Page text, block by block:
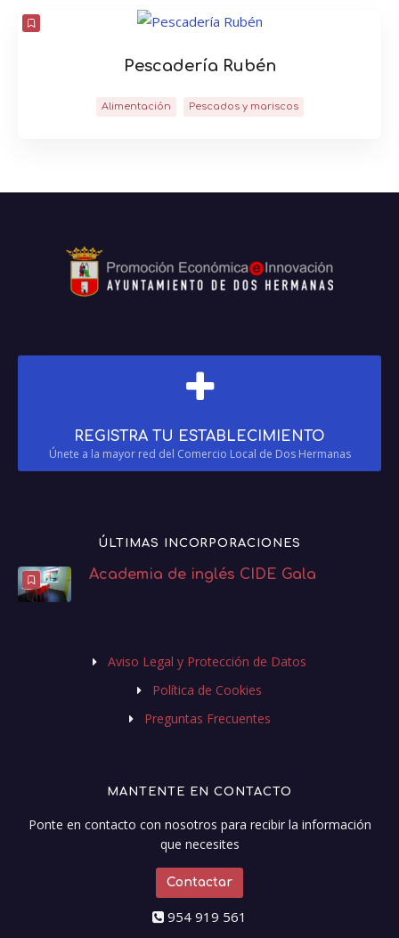
Pescadería Rubén
Alimentación Pescados y mariscos
REGISTRA TU ESTABLECIMIENTO
Únete a la mayor red del Comercio Local de Dos Hermanas
ÚLTIMAS INCORPORACIONES
Academia de inglés CIDE Gala
Aviso Legal y Protección de Datos
Política de Cookies
Preguntas Frecuentes
MANTENTE EN CONTACTO
Ponte en contacto con nosotros para recibir la información
que necesites
Contactar
954 919 561